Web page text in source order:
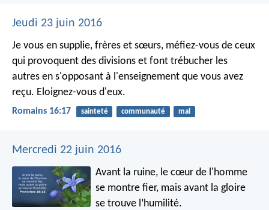
Jeudi 23 juin 2016
Je vous en supplie, frères et sœurs, méfiez-vous de ceux
qui provoquent des divisions et font trébucher les
autres en s'opposant à l'enseignement que vous avez
reçu. Eloignez-vous d'eux.
Romains 16:17 sainteté communauté mal
Mercredi 22 juin 2016
Avant la ruine, le cœur de l'homme
se montre fier, mais avant la gloire
se trouve l’humilité.